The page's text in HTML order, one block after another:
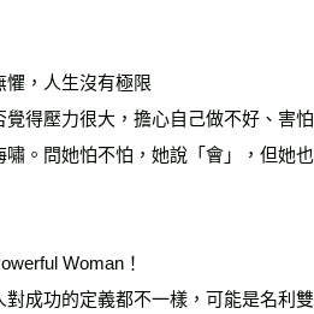
懼，人生沒有極限
覺得壓力很大，擔心自己做不好、害
嘯。問她怕不怕，她說「會」，但她
Woman！
對成功的定義都不一樣，可能是名利